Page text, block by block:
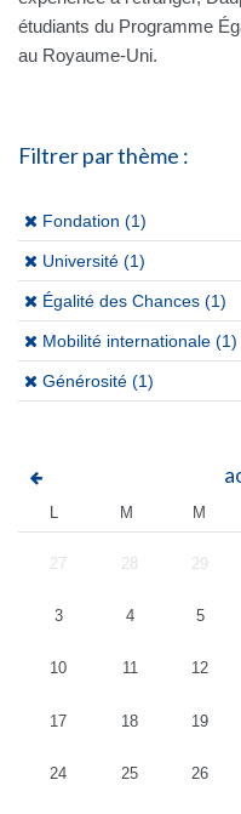
étudiants du Programme
au Royaume-Uni.
Filtrer par thème :
(x)
Fondation (1)
(x)
Université (1)
(x)
Égalité des Chances (1)
(x)
Mobilité internationale (1)
(x)
Générosité (1)
L M M
27 28 29
3 4 5
10 11 12
17 18 19
24 25 26